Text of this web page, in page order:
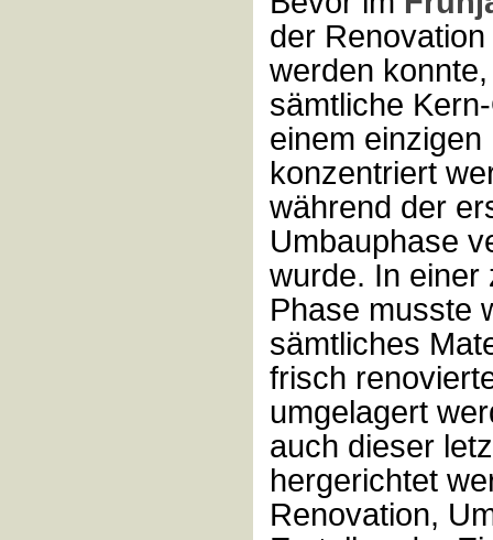
der
werden
sämtliche
einem einzigen
konzentriert
während der
Umbauphase
wurde. In einer
Phase musste
sämtliches
frisch
umgelagert
auch dieser
hergerichtet
Renovation,